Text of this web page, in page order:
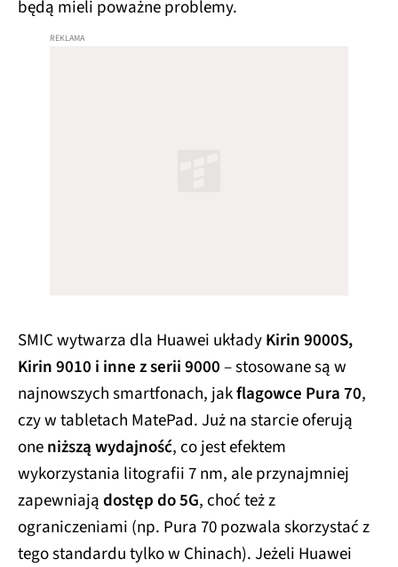
będą mieli poważne problemy.
SMIC wytwarza dla Huawei układyKirin 9000S,
Kirin 9010 i inne z serii 9000– stosowane są w
najnowszych smartfonach, jakflagowce Pura 70,
czy w tabletach MatePad. Już na starcie oferują
oneniższą wydajność, co jest efektem
wykorzystania litografii 7 nm, ale przynajmniej
zapewniajądostęp do 5G, choć też z
ograniczeniami (np. Pura 70 pozwala skorzystać z
tego standardu tylko w Chinach). Jeżeli Huawei